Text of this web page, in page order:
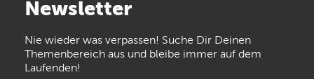
the t.bone
Walrus Audio Epiphone
Newsletter
Nie wieder was verpassen! Suche Dir Deinen
Themenbereich aus und bleibe immer auf dem
Laufenden!